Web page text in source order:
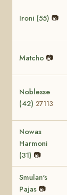
Ironi (55) 📷
Matcho 📷
Noblesse
(42) 27113
Nowas
Harmoni
(31) 📷
Smulan's
Pajas 📷